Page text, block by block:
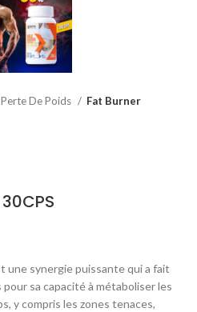
Perte De Poids Fat Burner
:
35,000.
une synergie puissante qui a fait
sa capacité à métaboliser les
y compris les zones tenaces,